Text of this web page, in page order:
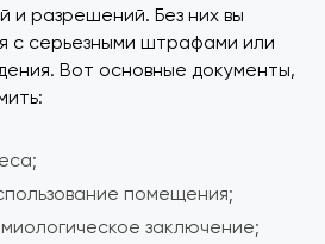
и разрешений. Без них вы
с серьезными штрафами или
Вот основные документы,
помещения;
заключение;